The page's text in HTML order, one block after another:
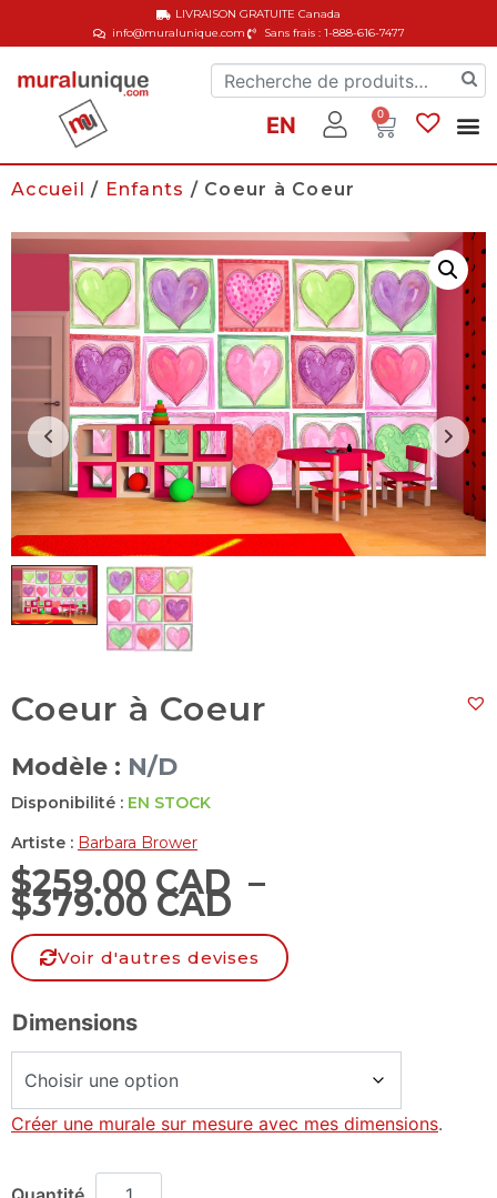
info@muralunique.com Sans frais : 1-888-616-7477
LIVRAISON GRATUITECanada
EN 0
Accueil / Enfants / Coeur à Coeur
Coeur à Coeur
Modèle : N/D
Disponibilité : EN STOCK
Artiste : Barbara Brower
$259.00 CAD –
$379.00 CAD
Voir d'autres devises
Dimensions
Créer une murale sur mesure avec mes dimensions.